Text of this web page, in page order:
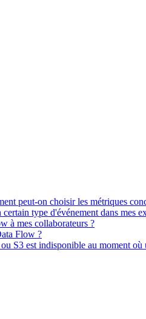
peut-on choisir les métriques
type d'événement dans mes
à mes collaborateurs ?
Flow ?
S3 est indisponible au moment